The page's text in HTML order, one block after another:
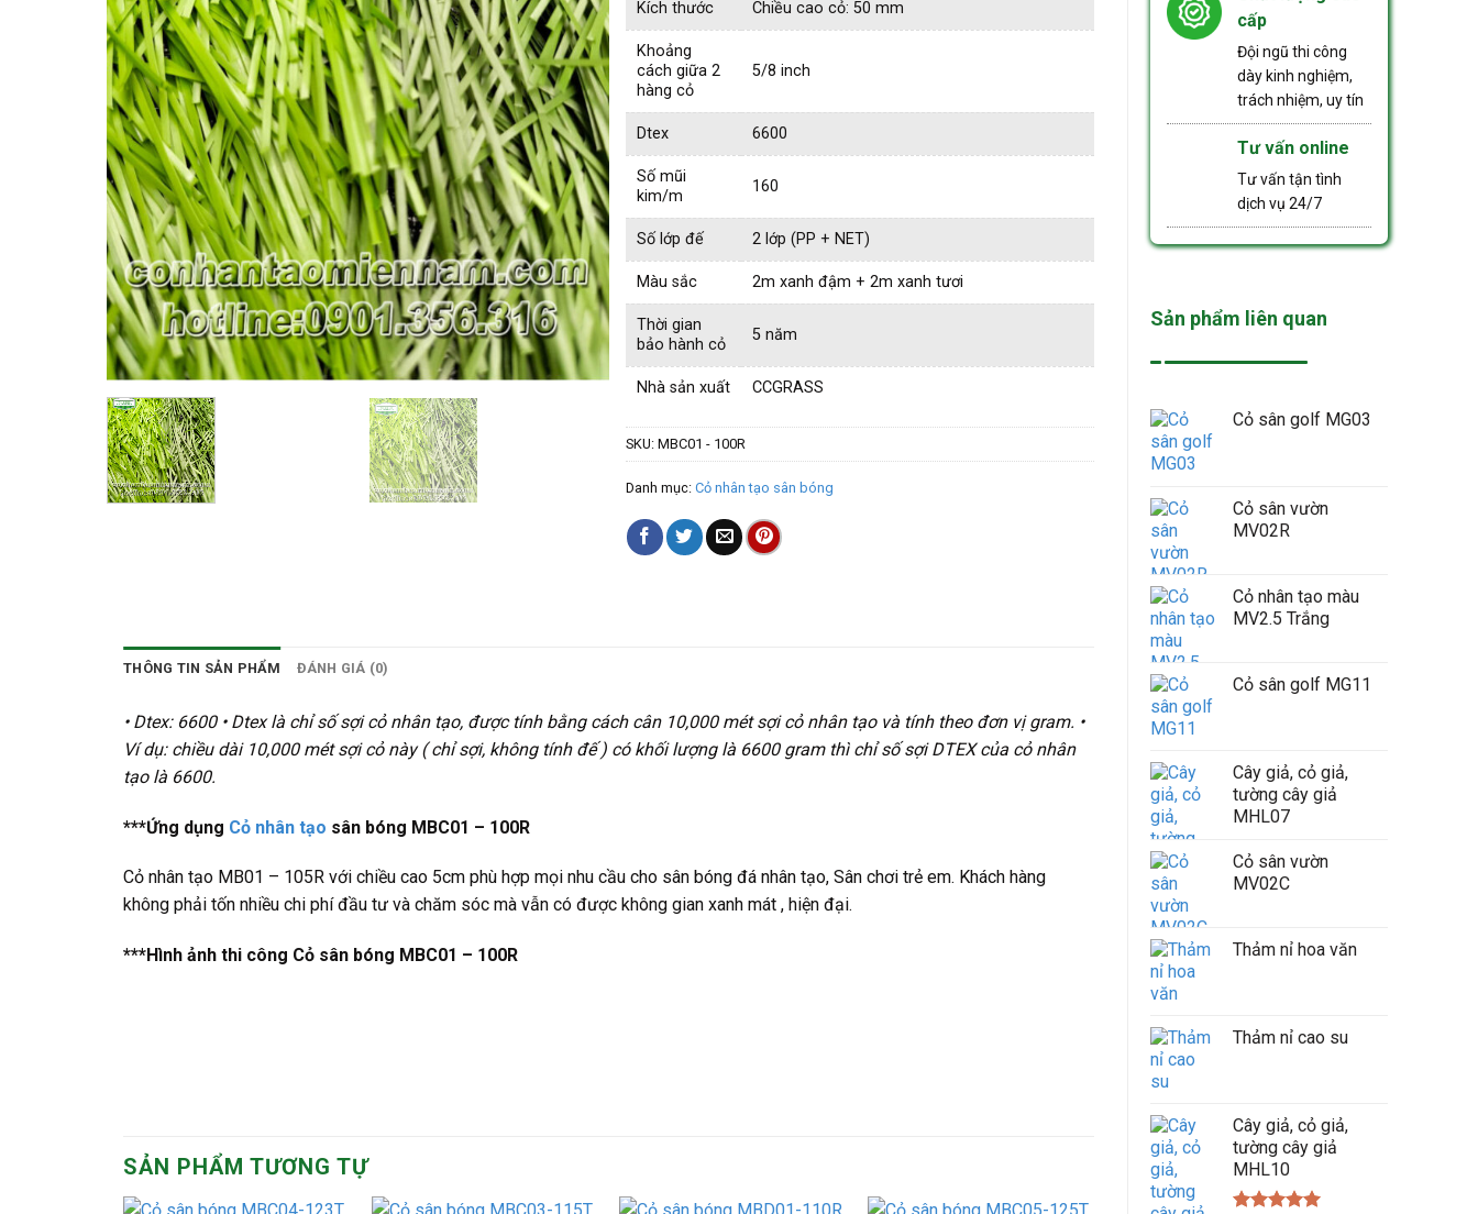
cấp
Đội ngũ thi công
dày kinh nghiệm,
trách nhiệm, uy tín
Tư vấn online
Tư vấn tận tình
dịch vụ 24/7
Sản phẩm liên quan
Cỏ sân golf MG03
Cỏ sân vườn
MV02R
Cỏ nhân tạo màu
MV2.5 Trắng
Cỏ sân golf MG11
Cây giả, cỏ giả,
tường cây giả
MHL07
Cỏ sân vườn
MV02C
Thảm nỉ hoa văn
Thảm nỉ cao su
Cây giả, cỏ giả,
tường cây giả
MHL10
Kích thước Chiều cao cỏ: 50 mm
Khoảng
cách giữa 2
hàng cỏ
5/8 inch
Dtex 6600
Số mũi
kim/m
160
Số lớp đế 2 lớp (PP + NET)
Màu sắc 2m xanh đậm + 2m xanh tươi
Thời gian
bảo hành cỏ
5 năm
Nhà sản xuất CCGRASS
SKU: MBC01 - 100R
Danh mục: Cỏ nhân tạo sân bóng
THÔNG TIN SẢN PHẨM ĐÁNH GIÁ (0)
• Dtex: 6600 • Dtex là chỉ số sợi cỏ nhân tạo, được tính bằng cách cân 10,000 mét sợi cỏ nhân tạo và tính theo đơn vị gram. •
Ví dụ: chiều dài 10,000 mét sợi cỏ này ( chỉ sợi, không tính đế ) có khối lượng là 6600 gram thì chỉ số sợi DTEX của cỏ nhân
tạo là 6600.
***Ứng dụng Cỏ nhân tạo sân bóng MBC01 – 100R
Cỏ nhân tạo MB01 – 105R với chiều cao 5cm phù hợp mọi nhu cầu cho sân bóng đá nhân tạo, Sân chơi trẻ em. Khách hàng
không phải tốn nhiều chi phí đầu tư và chăm sóc mà vẫn có được không gian xanh mát , hiện đại.
***Hình ảnh thi công Cỏ sân bóng MBC01 – 100R
SẢN PHẨM TƯƠNG TỰ